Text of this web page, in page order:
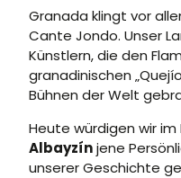
Granada klingt vor
Cante Jondo. Unser
Künstlern, die den
granadinischen
Bühnen der Welt
Heute würdigen wir im
Albayzínjene
unserer Geschichte